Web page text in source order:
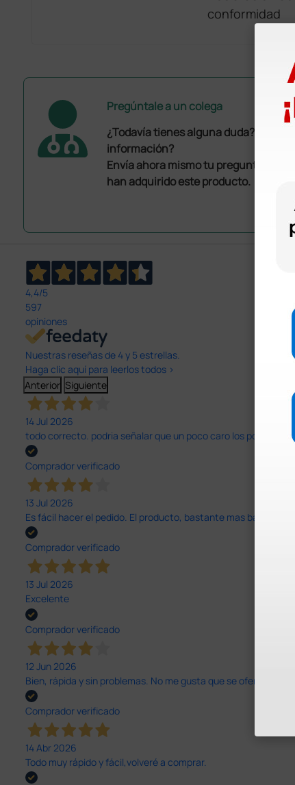
conformidad
Pregúntale a un colega
¿Todavía tienes alguna duda?
información?
Envía ahora mismo tu pregunta a los
han adquirido este producto.
4,4/5
597
opiniones
Nuestras reseñas de 4 y 5 estrellas.
Haga clic aquí para leerlos todos >
Anterior Siguiente
14 Jul 2026
todo correcto. podria señalar que un poco caro los portes y el
Comprador verificado
13 Jul 2026
Es fácil hacer el pedido. El producto, bastante mas barato
Comprador verificado
13 Jul 2026
Excelente
Comprador verificado
12 Jun 2026
Bien, rápida y sin problemas. No me gusta que se oferten
Comprador verificado
14 Abr 2026
Todo muy rápido y fácil,volveré a comprar.